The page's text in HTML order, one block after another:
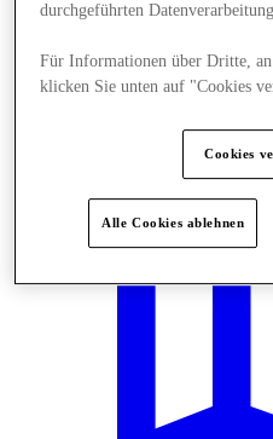
Angebote
durchgeführten Datenverarbeitung.
Für Informationen über Dritte,
klicken Sie unten auf "Cookies
Cookies
Alle Cookies ablehnen